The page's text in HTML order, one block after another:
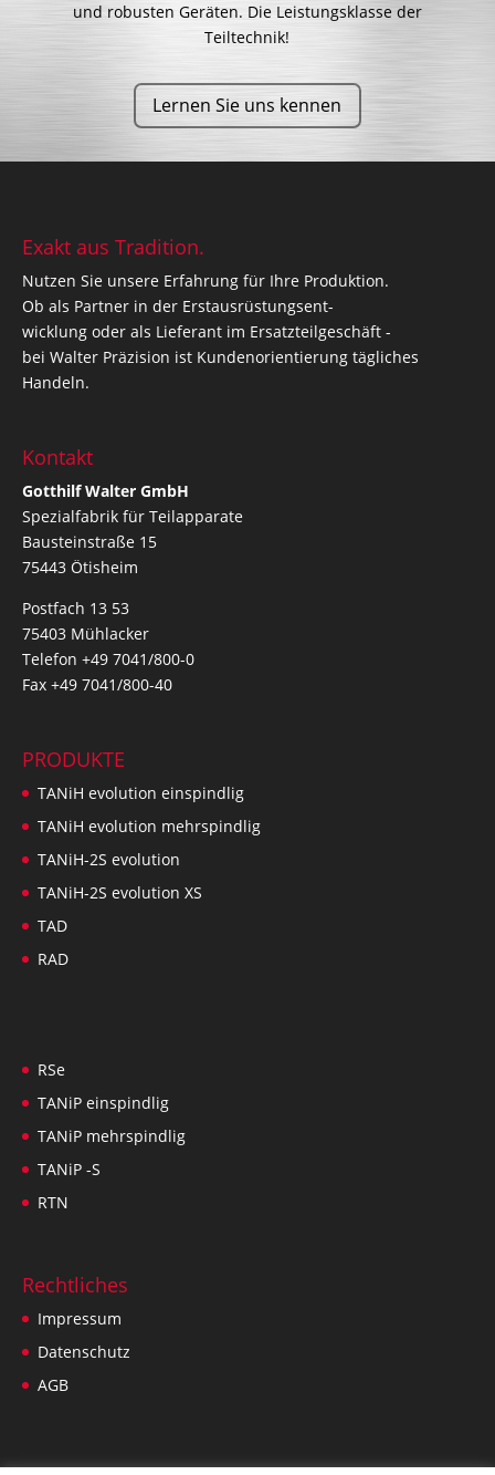
und robusten Geräten. Die Leistungsklasse der
Teiltechnik!
Lernen Sie uns kennen
Exakt aus Tradition.
Nutzen Sie unsere Erfahrung für Ihre Produktion.
Ob als Partner in der Erstausrüstungsent-
wicklung oder als Lieferant im Ersatzteilgeschäft -
bei Walter Präzision ist Kundenorientierung tägliches
Handeln.
Kontakt
Gotthilf Walter GmbH
Spezialfabrik für Teilapparate
Bausteinstraße 15
75443 Ötisheim
Postfach 13 53
75403 Mühlacker
Telefon +49 7041/800-0
Fax +49 7041/800-40
PRODUKTE
TANiH evolution einspindlig
TANiH evolution mehrspindlig
TANiH-2S evolution
TANiH-2S evolution XS
TAD
RAD
RSe
TANiP einspindlig
TANiP mehrspindlig
TANiP -S
RTN
Rechtliches
Impressum
Datenschutz
AGB